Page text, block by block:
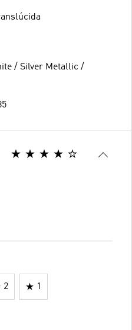
/ Silver Metallic /
2 1